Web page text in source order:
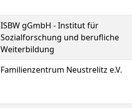
ISBW gGmbH - Institut für
Sozialforschung und berufliche
Weiterbildung
Familienzentrum Neustrelitz e.V.